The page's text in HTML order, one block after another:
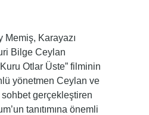
Memiş, Karayazı
Bilge Ceylan
Otlar Üste” filminin
yönetmen Ceylan ve
gerçekleştiren
tanıtımına önemli